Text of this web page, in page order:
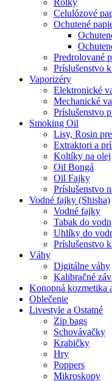
Rolky
Celulózové
Ochutené
Predrolované
Príslušenstvo
Vaporizéry
Elektronické
Mechanické
Príslušenstvo
Smoking Oil
Lisy, Rosin
Extraktori a
Koltíky na olej
Oil Bongá
Oil Fajky
Príslušenstvo
Vodné fajky (Shisha)
Vodné fajky
Tabak do
Uhlíky do
Príslušenstvo
Váhy
Digitálne váhy
Kalibračné
Konopná kozmetika
Oblečenie
Livestyle a Ostatné
Zip bags
Schovávačky
Krabičky
Hry
Poppers
Mikroskopy